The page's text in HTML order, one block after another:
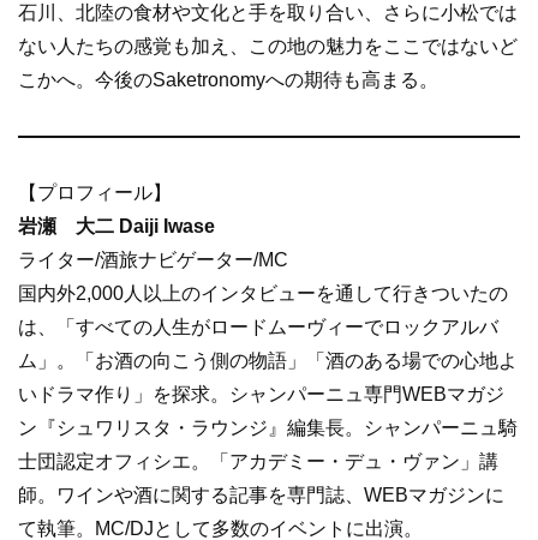
石川、北陸の食材や文化と手を取り合い、さらに小松では
ない人たちの感覚も加え、この地の魅力をここではないど
こかへ。今後のSaketronomyへの期待も高まる。
【プロフィール】
岩瀬 大二 Daiji Iwase
ライター/酒旅ナビゲーター/MC
国内外2,000人以上のインタビューを通して行きついたの
は、「すべての人生がロードムーヴィーでロックアルバ
ム」。「お酒の向こう側の物語」「酒のある場での心地よ
いドラマ作り」を探求。シャンパーニュ専門WEBマガジ
ン『シュワリスタ・ラウンジ』編集長。シャンパーニュ騎
士団認定オフィシエ。「アカデミー・デュ・ヴァン」講
師。ワインや酒に関する記事を専門誌、WEBマガジンに
て執筆。MC/DJとして多数のイベントに出演。